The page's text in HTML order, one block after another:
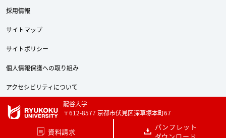
資料請求
パンフレット
採用情報
サイトマップ
サイトポリシー
個人情報保護への取り組み
アクセシビリティについて
龍谷大学
〒612-8577 京都市伏見区深草塚本町67
TEL 075-642-1111 FAX 075-642-8867